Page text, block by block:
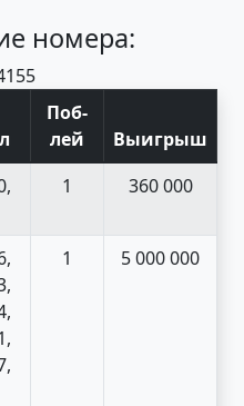
номера:
55
Поб-
лей
Выигрыш
1 360 000
1 5 000 000